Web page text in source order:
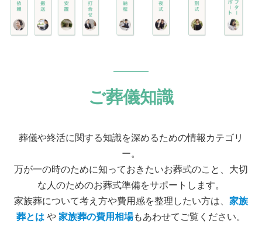
ご葬儀知識
葬儀や終活に関する知識を深めるための情報カテゴリ
ー。
万が一の時のために知っておきたいお葬式のこと、大切
な人のためのお葬式準備をサポートします。
家族葬について考え方や費用感を整理したい方は、 家族
葬とはや家族葬の費用相場もあわせてご覧ください。